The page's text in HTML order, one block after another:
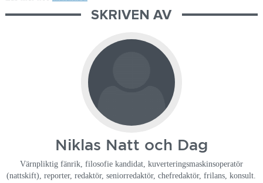
SKRIVEN AV
Niklas Natt och Dag
Värnpliktig fänrik, filosofie kandidat, kuverteringsmaskinsoperatör
(nattskift), reporter, redaktör, seniorredaktör, chefredaktör, frilans, konsult.